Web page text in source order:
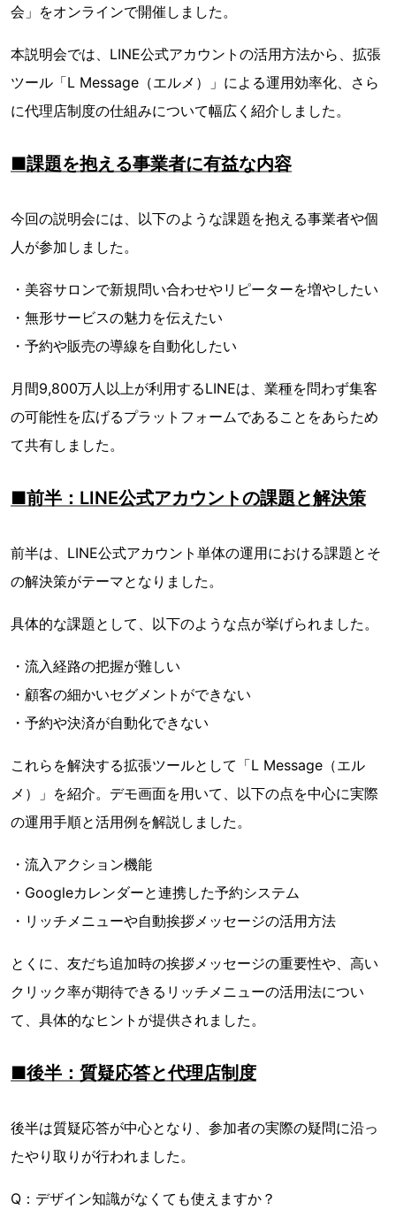
会」をオンラインで開催しました。
本説明会では、LINE公式アカウントの活用方法から、拡張
ツール「L Message（エルメ）」による運用効率化、さら
に代理店制度の仕組みについて幅広く紹介しました。
■課題を抱える事業者に有益な内容
今回の説明会には、以下のような課題を抱える事業者や個
人が参加しました。
・美容サロンで新規問い合わせやリピーターを増やしたい
・無形サービスの魅力を伝えたい
・予約や販売の導線を自動化したい
月間9,800万人以上が利用するLINEは、業種を問わず集客
の可能性を広げるプラットフォームであることをあらため
て共有しました。
■前半：LINE公式アカウントの課題と解決策
前半は、LINE公式アカウント単体の運用における課題とそ
の解決策がテーマとなりました。
具体的な課題として、以下のような点が挙げられました。
・流入経路の把握が難しい
・顧客の細かいセグメントができない
・予約や決済が自動化できない
これらを解決する拡張ツールとして「L Message（エル
メ）」を紹介。デモ画面を用いて、以下の点を中心に実際
の運用手順と活用例を解説しました。
・流入アクション機能
・Googleカレンダーと連携した予約システム
・リッチメニューや自動挨拶メッセージの活用方法
とくに、友だち追加時の挨拶メッセージの重要性や、高い
クリック率が期待できるリッチメニューの活用法につい
て、具体的なヒントが提供されました。
■後半：質疑応答と代理店制度
後半は質疑応答が中心となり、参加者の実際の疑問に沿っ
たやり取りが行われました。
Q：デザイン知識がなくても使えますか？